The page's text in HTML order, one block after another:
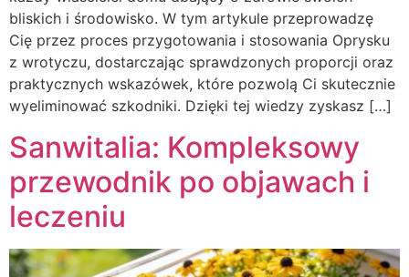
bliskich i środowisko. W tym artykule przeprowadzę
Cię przez proces przygotowania i stosowania Oprysku
z wrotyczu, dostarczając sprawdzonych proporcji oraz
praktycznych wskazówek, które pozwolą Ci skutecznie
wyeliminować szkodniki. Dzięki tej wiedzy zyskasz […]
Sanwitalia: Kompleksowy
przewodnik po objawach i
leczeniu